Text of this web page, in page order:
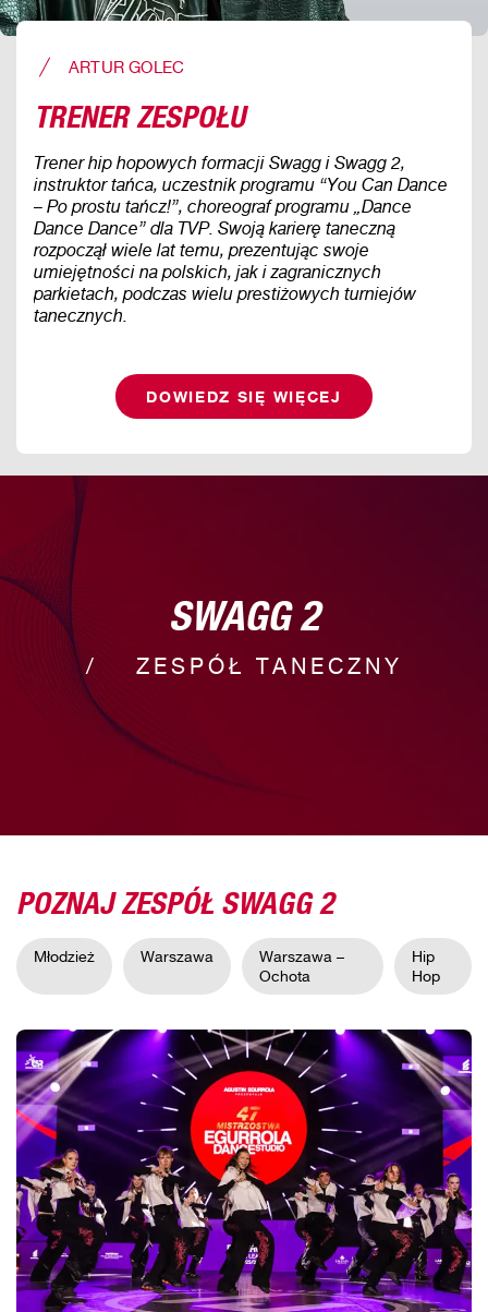
ARTUR GOLEC
TRENER ZESPOŁU
Trener hip hopowych formacji Swagg i Swagg 2,
instruktor tańca, uczestnik programu “You Can Dance
– Po prostu tańcz!”, choreograf programu „Dance
Dance Dance” dla TVP. Swoją karierę taneczną
rozpoczął wiele lat temu, prezentując swoje
umiejętności na polskich, jak i zagranicznych
parkietach, podczas wielu prestiżowych turniejów
tanecznych.
DOWIEDZ SIĘ WIĘCEJ
SWAGG 2
ZESPÓŁ TANECZNY
POZNAJ ZESPÓŁ SWAGG 2
Młodzież Warszawa
Warszawa –
Ochota
Hip
Hop